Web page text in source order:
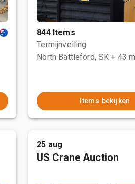
844 Items
Termijnveiling
North Battleford, SK + 43
Items bekijken
25 aug
US Crane Auction